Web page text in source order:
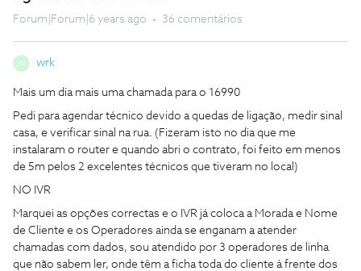
Forum|Forum|6 years ago 36 comentários
wrk
Mais um dia mais uma chamada para o 16990
Pedi para agendar técnico devido a quedas de ligação, medir sinal
casa, e verificar sinal na rua. (Fizeram isto no dia que me
instalaram o router e quando abri o contrato, foi feito em menos
de 5m pelos 2 excelentes técnicos que tiveram no local)
NO IVR
Marquei as opções correctas e o IVR já coloca a Morada e Nome
de Cliente e os Operadores ainda se enganam a atender
chamadas com dados, sou atendido por 3 operadores de linha
que não sabem ler, onde têm a ficha toda do cliente à frente dos